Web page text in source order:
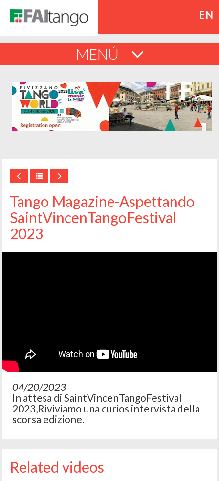
EN
MENÚ
Tango Magazine-Aspettando
SaintVincenTangoFestival
2023
04/20/2023
In attesa di SaintVincenTangoFestival
2023,Riviviamo una curios intervista della
scorsa edizione.
Related videos